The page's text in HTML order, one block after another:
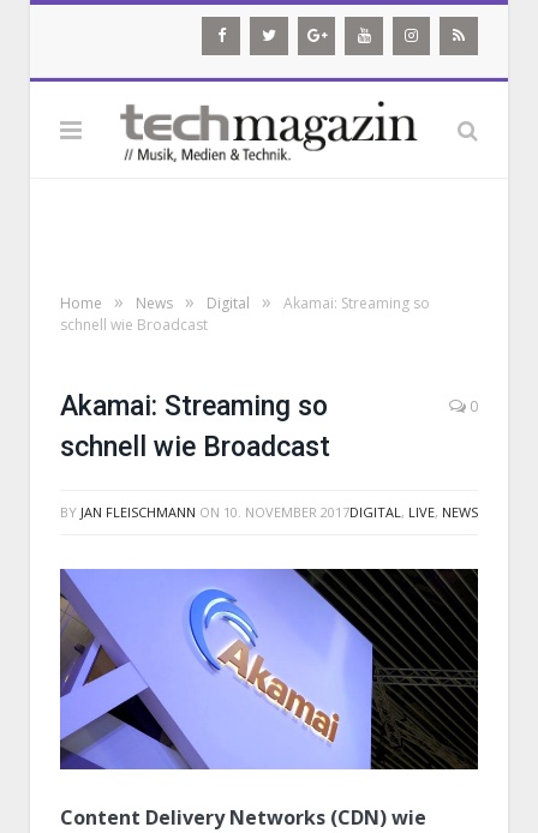
Home » News » Digital »
Akamai: Streaming so
schnell wie Broadcast
Akamai: Streaming so
schnell wie Broadcast
0
BY JAN FLEISCHMANN ON 10. NOVEMBER 2017DIGITAL, LIVE, NEWS
Content Delivery Networks (CDN) wie